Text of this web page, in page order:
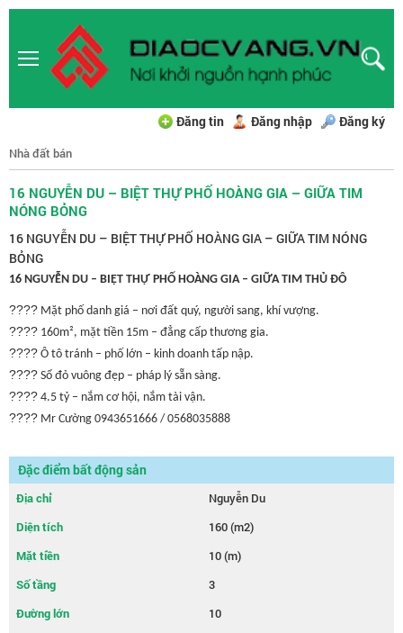
Đăng tin Đăng nhập Đăng ký
Nhà đất bán
16 NGUYỄN DU – BIỆT THỰ PHỐ HOÀNG GIA – GIỮA TIM
NÓNG BỎNG
16 NGUYỄN DU – BIỆT THỰ PHỐ HOÀNG GIA – GIỮA TIM NÓNG
BỎNG
16 NGUYỄN DU – BIỆT THỰ PHỐ HOÀNG GIA – GIỮA TIM THỦ ĐÔ
???? Mặt phố danh giá – nơi đất quý, người sang, khí vượng.
????️ 160m², mặt tiền 15m – đẳng cấp thương gia.
???? Ô tô tránh – phố lớn – kinh doanh tấp nập.
???? Sổ đỏ vuông đẹp – pháp lý sẵn sàng.
???? 4.5 tỷ – nắm cơ hội, nắm tài vận.
???? Mr Cường 0943651666 / 0568035888
Đặc điểm bất động sản
Địa chỉ
Nguyễn Du
Diện tích
160 (m2)
Mặt tiền
10 (m)
Số tầng
3
Đường lớn
10